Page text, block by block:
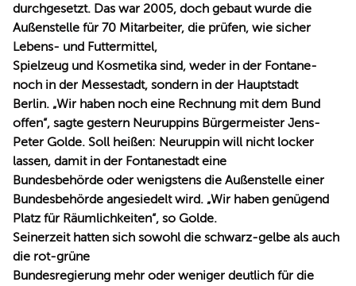
durchgesetzt. Das war 2005, doch gebaut wurde die
Außenstelle für 70 Mitarbeiter, die prüfen, wie sicher
Lebens- und Futtermittel,
Spielzeug und Kosmetika sind, weder in der Fontane-
noch in der Messestadt, sondern in der Hauptstadt
Berlin. „Wir haben noch eine Rechnung mit dem Bund
offen“, sagte gestern Neuruppins Bürgermeister Jens-
Peter Golde. Soll heißen: Neuruppin will nicht locker
lassen, damit in der Fontanestadt eine
Bundesbehörde oder wenigstens die Außenstelle einer
Bundesbehörde angesiedelt wird. „Wir haben genügend
Platz für Räumlichkeiten“, so Golde.
Seinerzeit hatten sich sowohl die schwarz-gelbe als auch
die rot-grüne
Bundesregierung mehr oder weniger deutlich für die